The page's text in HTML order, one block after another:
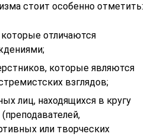
стоит особенно отметить:
отличаются
которые являются
взглядов;
лиц, находящихся в кругу
или творческих